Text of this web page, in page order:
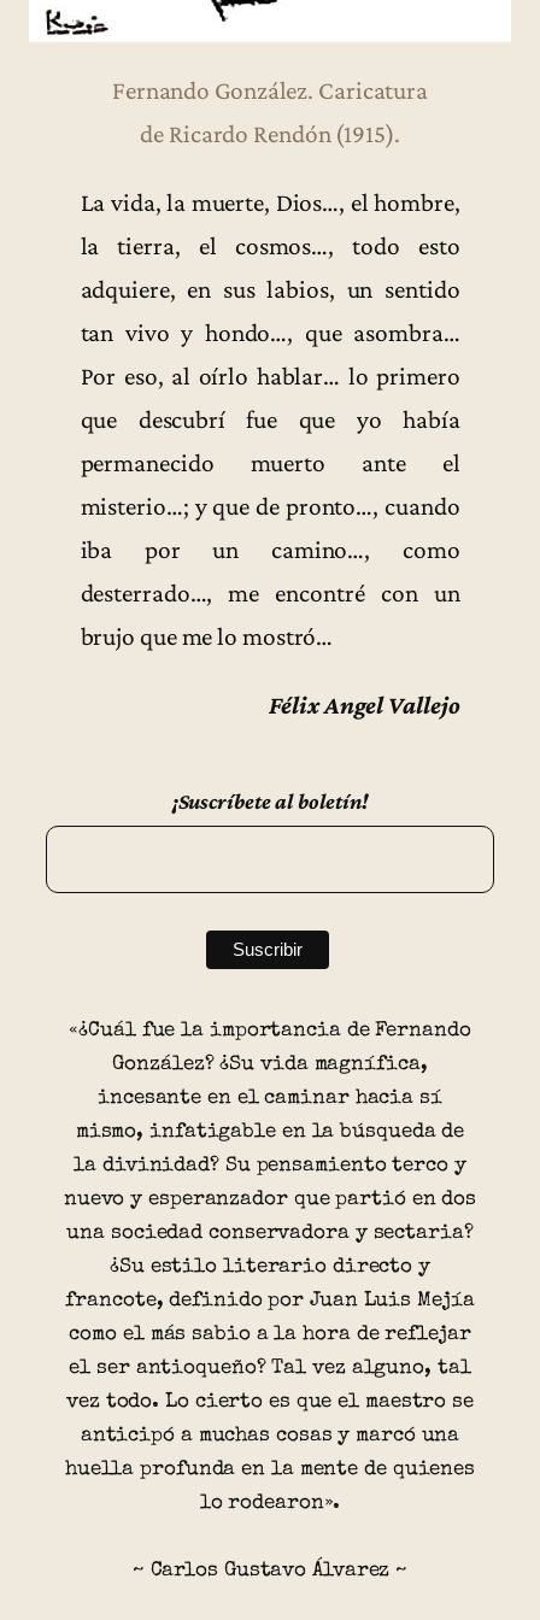
Fernando González. Caricatura
de Ricardo Rendón (1915).
La vida, la muerte, Dios…, el hombre,
la tierra, el cosmos…, todo esto
adquiere, en sus labios, un sentido
tan vivo y hondo…, que asombra…
Por eso, al oírlo hablar… lo primero
que descubrí fue que yo había
permanecido muerto ante el
misterio…; y que de pronto…, cuando
iba por un camino…, como
desterrado…, me encontré con un
brujo que me lo mostró…
Félix Angel Vallejo
¡Suscríbete al boletín!
«¿Cuál fue la importancia de Fernando
González? ¿Su vida magnífica,
incesante en el caminar hacia sí
mismo, infatigable en la búsqueda de
la divinidad? Su pensamiento terco y
nuevo y esperanzador que partió en dos
una sociedad conservadora y sectaria?
¿Su estilo literario directo y
francote, definido por Juan Luis Mejía
como el más sabio a la hora de reflejar
el ser antioqueño? Tal vez alguno, tal
vez todo. Lo cierto es que el maestro se
anticipó a muchas cosas y marcó una
huella profunda en la mente de quienes
lo rodearon».
~ Carlos Gustavo Álvarez ~